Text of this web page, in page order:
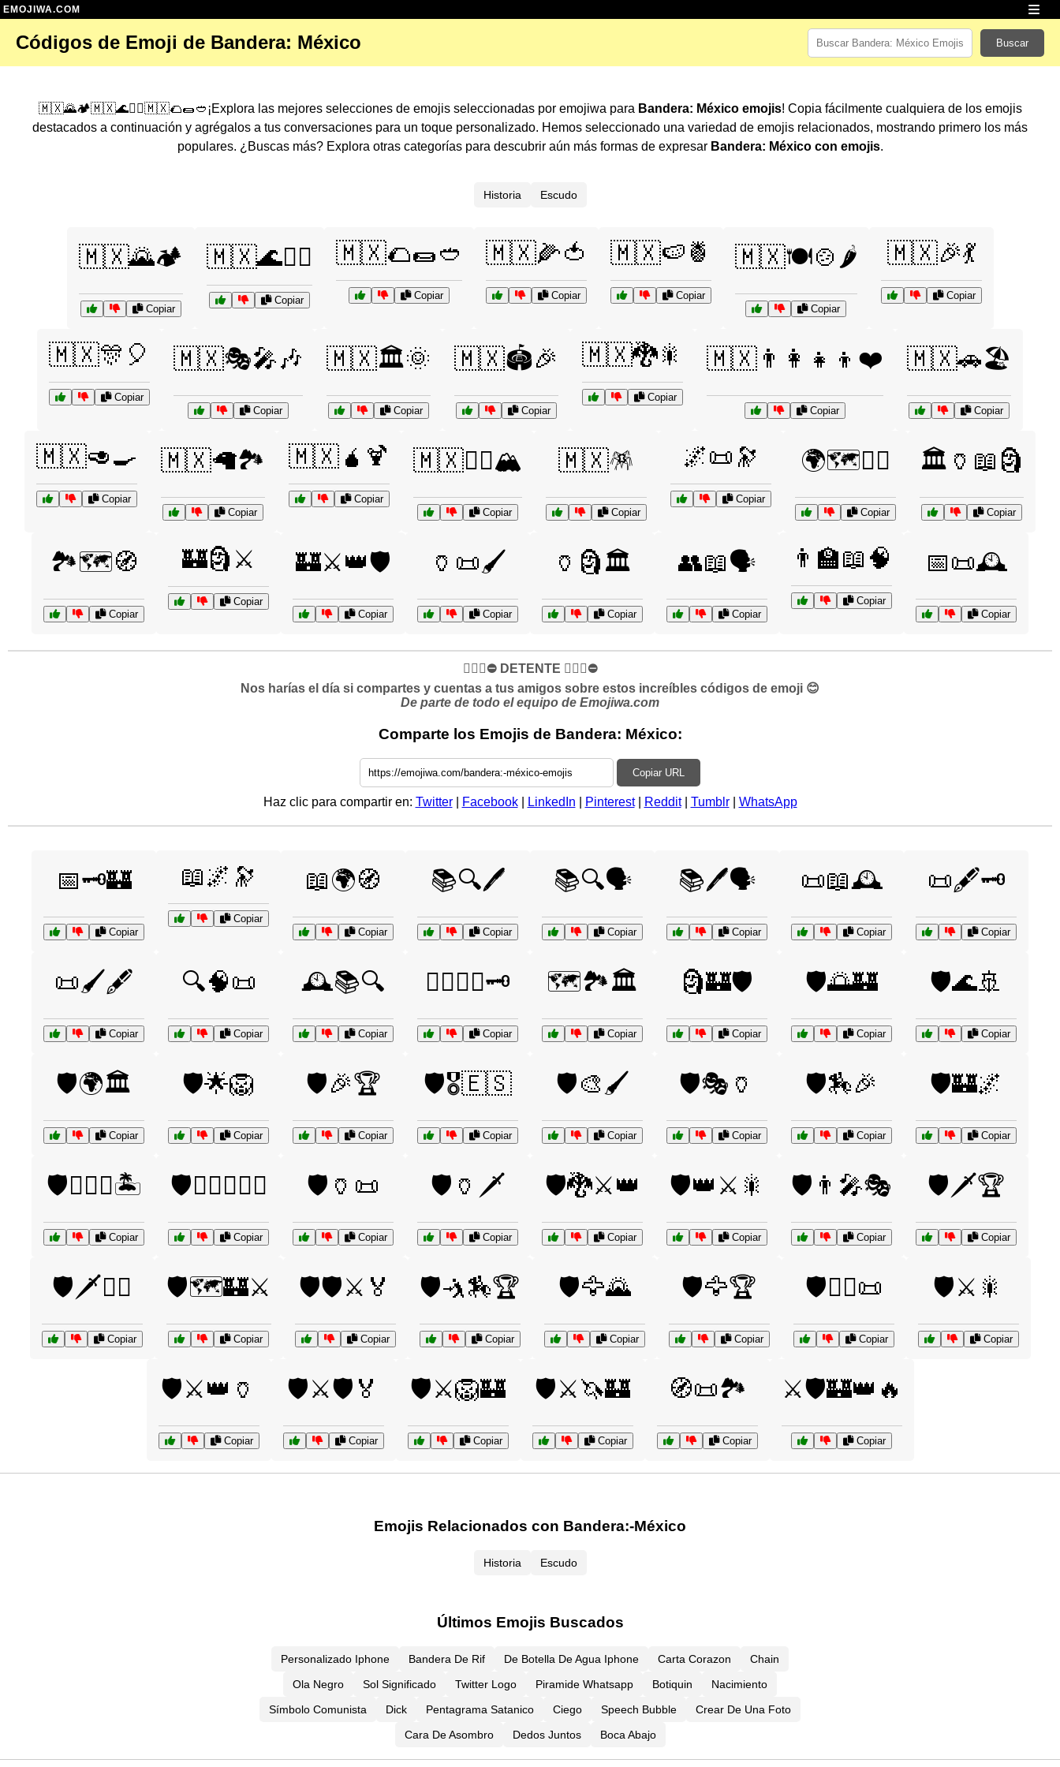
EMOJIWA.COM
Códigos de Emoji de Bandera: México Buscar
🇲🇽🌄🏕️🇲🇽🌊🏄‍♂️🇲🇽🌮🌯🥙¡Explora las mejores selecciones de emojis seleccionadas por emojiwa para Bandera: México emojis! Copia fácilmente cualquiera de los emojis
destacados a continuación y agrégalos a tus conversaciones para un toque personalizado. Hemos seleccionado una variedad de emojis relacionados, mostrando primero los más
populares. ¿Buscas más? Explora otras categorías para descubrir aún más formas de expresar Bandera: México con emojis.
Historia Escudo
🇲🇽🌄🏕️
Copiar
🇲🇽🌊🏄‍♂️
Copiar
🇲🇽🌮🌯🥙
Copiar
🇲🇽🌽🍅
Copiar
🇲🇽🍉🍍
Copiar
🇲🇽🍽️🍲🌶️
Copiar
🇲🇽🎉💃
Copiar
🇲🇽🎊🎈
Copiar
🇲🇽🎭🎤🎶
Copiar
🇲🇽🏛️🌞
Copiar
🇲🇽🏟️🎉
Copiar
🇲🇽🐉🎇
Copiar
🇲🇽👨‍👩‍👧‍👦❤️
Copiar
🇲🇽🚗🏖️
Copiar
🇲🇽🥑🍳
Copiar
🇲🇽🦙🏞️
Copiar
🇲🇽🧉🍹
Copiar
🇲🇽🧗‍♀️🏔️
Copiar
🇲🇽🪅
Copiar
🌌📜🔭
Copiar
🌍🗺️🚶‍♂️
Copiar
🏛️🏺📖🗿
Copiar
🏞️🗺️🧭
Copiar
🏰🗿⚔️
Copiar
🏰⚔️👑🛡️
Copiar
🏺📜🖌️
Copiar
🏺🗿🏛️
Copiar
👥📖🗣️
Copiar
👨‍🏫📖🧠
Copiar
📅📜🕰️
Copiar
✋🏻🛑⛔️ DETENTE ✋🏻🛑⛔️
Nos harías el día si compartes y cuentas a tus amigos sobre estos increíbles códigos de emoji 😊
De parte de todo el equipo de Emojiwa.com
Comparte los Emojis de Bandera: México:
Copiar URL
Haz clic para compartir en: Twitter| Facebook| LinkedIn Pinterest| Reddit| Tumblr| WhatsApp
📅🗝️🏰
Copiar
📖🌌🔭
Copiar
📖🌍🧭
Copiar
📚🔍🖊️
Copiar
📚🔍🗣️
Copiar
📚🖊️🗣️
Copiar
📜📖🕰️
Copiar
📜🖋️🗝️
Copiar
📜🖌️🖋️
Copiar
🔍🧠📜
Copiar
🕰️📚🔍
Copiar
🕵️‍♂️🔎📜🗝️
Copiar
🗺️🏞️🏛️
Copiar
🗿🏰🛡️
Copiar
🛡️🌅🏰
Copiar
🛡️🌊🚢
Copiar
🛡️🌍🏛️
Copiar
🛡️🌟🦁
Copiar
🛡️🎉🏆
Copiar
🛡️🎖️🇪🇸
Copiar
🛡️🎨🖌️
Copiar
🛡️🎭🏺
Copiar
🛡️🏇🎉
Copiar
🛡️🏰🌌
Copiar
🛡️🏴‍☠️⚓🏝️
Copiar
🛡️🏴‍☠️⚓🏴‍☠️
Copiar
🛡️🏺📜
Copiar
🛡️🏺🗡️
Copiar
🛡️🐉⚔️👑
Copiar
🛡️👑⚔️🎇
Copiar
🛡️👨‍🎤🎭
Copiar
🛡️🗡️🏆
Copiar
🛡️🗡️🧙‍♂️
Copiar
🛡️🗺️🏰⚔️
Copiar
🛡️🛡️⚔️🏅
Copiar
🛡️🤺🏇🏆
Copiar
🛡️🦅🌄
Copiar
🛡️🦅🏆
Copiar
🛡️🧙‍♂️📜
Copiar
🛡️⚔️🎇
Copiar
🛡️⚔️👑🏺
Copiar
🛡️⚔️🛡️🏅
Copiar
🛡️⚔️🦁🏰
Copiar
🛡️⚔️🦄🏰
Copiar
🧭📜🏞️
Copiar
⚔️🛡️🏰👑🔥
Copiar
Emojis Relacionados con Bandera:-México
Historia Escudo
Últimos Emojis Buscados
Personalizado Iphone Bandera De Rif De Botella De Agua Iphone Carta Corazon
Chain
Ola Negro
Sol Significado Twitter Logo Piramide Whatsapp Botiquin
Nacimiento
Símbolo Comunista
Dick Pentagrama Satanico Ciego Speech Bubble
Crear De Una Foto
Cara De Asombro
Dedos Juntos Boca Abajo